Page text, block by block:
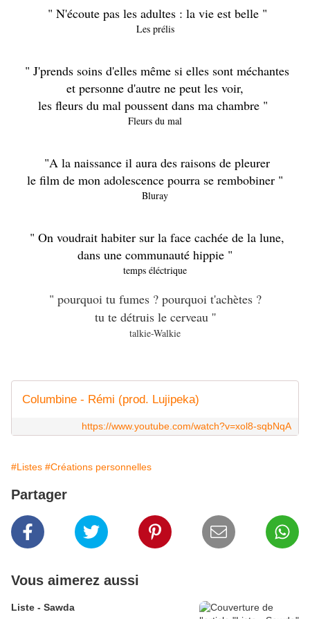
" N'écoute pas les adultes : la vie est belle "
Les prélis
" J'prends soins d'elles même si elles sont méchantes
et personne d'autre ne peut les voir,
les fleurs du mal poussent dans ma chambre "
Fleurs du mal
"A la naissance il aura des raisons de pleurer
le film de mon adolescence pourra se rembobiner "
Bluray
" On voudrait habiter sur la face cachée de la lune,
dans une communauté hippie "
temps éléctrique
" pourquoi tu fumes ? pourquoi t'achètes ?
tu te détruis le cerveau ''
talkie-Walkie
Columbine - Rémi (prod. Lujipeka)
https://www.youtube.com/watch?v=xol8-sqbNqA
#Listes #Créations personnelles
Partager
Vous aimerez aussi
Liste - Sawda